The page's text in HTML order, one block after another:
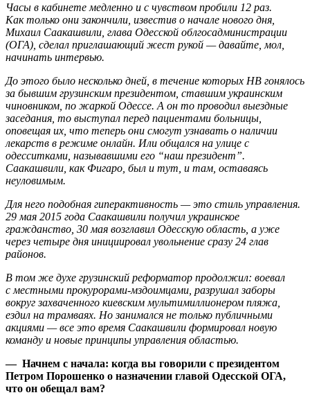
Часы в кабинете медленно и с чувством пробили 12 раз.
Как только они закончили, известив о начале нового дня,
Михаил Саакашвили, глава Одесской облгосадминистрации
(ОГА), сделал приглашающий жест рукой — давайте, мол,
начинать интервью.
До этого было несколько дней, в течение которых НВ гонялось
за бывшим грузинским президентом, ставшим украинским
чиновником, по жаркой Одессе. А он то проводил выездные
заседания, то выступал перед пациентами больницы,
оповещая их, что теперь они смогут узнавать о наличии
лекарств в режиме онлайн. Или общался на улице с
одесситками, называвшими его “наш президент”.
Саакашвили, как Фигаро, был и тут, и там, оставаясь
неуловимым.
Для него подобная гиперактивность — это стиль управления.
29 мая 2015 года Саакашвили получил украинское
гражданство, 30 мая возглавил Одесскую область, а уже
через четыре дня инициировал увольнение сразу 24 глав
районов.
В том же духе грузинский реформатор продолжил: воевал
с местными прокурорами-мздоимцами, разрушал заборы
вокруг захваченного киевским мультимиллионером пляжа,
ездил на трамваях. Но занимался не только публичными
акциями — все это время Саакашвили формировал новую
команду и новые принципы управления областью.
— Начнем с начала: когда вы говорили с президентом
Петром Порошенко о назначении главой Одесской ОГА,
что он обещал вам?